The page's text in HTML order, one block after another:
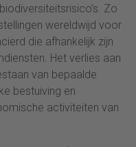
Zo
wereldwijd voor
die afhankelijk zijn
Het verlies aan
van bepaalde
bestuiving en
activiteiten van